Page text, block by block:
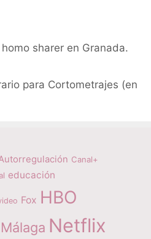
sharer en Granada.
para Cortometrajes (en
Canal+
educación
Fox HBO
Málaga Netflix